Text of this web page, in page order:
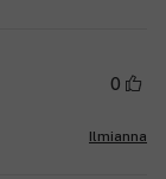
0
Ilmianna